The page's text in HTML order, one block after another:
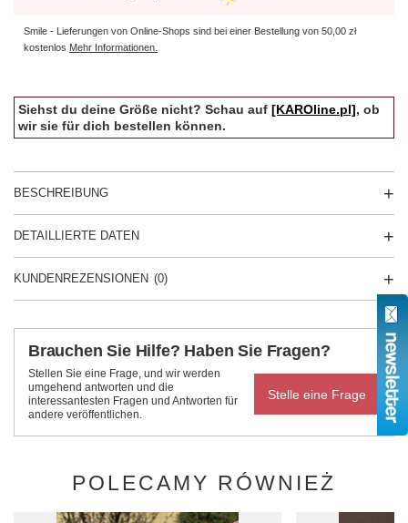
Smile - Lieferungen von Online-Shops sind bei einer Bestellung von 50,00 zł
kostenlos Mehr Informationen.
Siehst du deine Größe nicht? Schau auf [KAROline.pl], ob
wir sie für dich bestellen können.
BESCHREIBUNG
DETAILLIERTE DATEN
KUNDENREZENSIONEN (0)
Brauchen Sie Hilfe? Haben Sie Fragen?
Stellen Sie eine Frage, und wir werden
umgehend antworten und die
interessantesten Fragen und Antworten für
andere veröffentlichen.
Stelle eine Frage
POLECAMY RÓWNIEŻ